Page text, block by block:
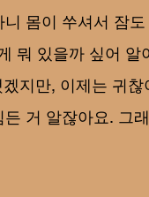
몸이 쑤셔서 잠
뭐 있을까 싶어 알
지만, 이제는 귀찮
거 알잖아요. 그